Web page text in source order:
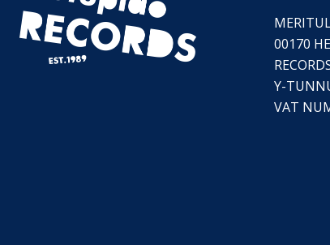
00170
Y-
VAT